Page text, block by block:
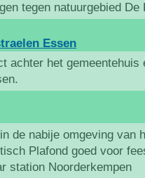
tegen natuurgebied De
Essen
achter het gemeentehuis
de nabije omgeving van
Plafond goed voor
station Noorderkempen